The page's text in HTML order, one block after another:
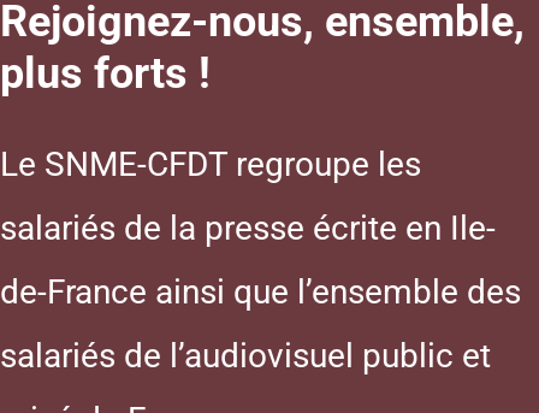
Rejoignez-nous, ensemble,
plus forts !
Le SNME-CFDT regroupe les
salariés de la presse écrite en Ile-
de-France ainsi que l’ensemble des
salariés de l’audiovisuel public et